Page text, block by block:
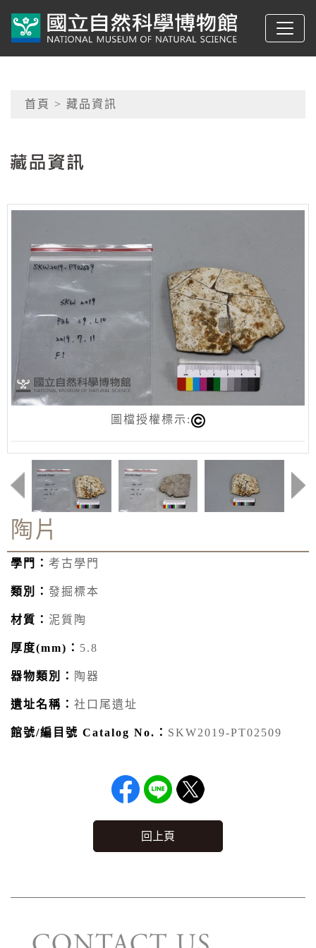
典藏網-國立自然科學
網頁導覽
首頁 > 藏品資訊
圖檔授權標示:
陶片
學門： 考古學門
類別： 發掘標本
材質： 泥質陶
厚度(mm)： 5.8
器物類別： 陶器
遺址名稱： 社口尾遺址
館號/編目號 Catalog No.： SKW2019-PT02509
回上頁